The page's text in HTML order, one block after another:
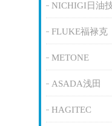
NICHIGI日油
FLUKE福禄克
METONE
ASADA浅田
HAGITEC